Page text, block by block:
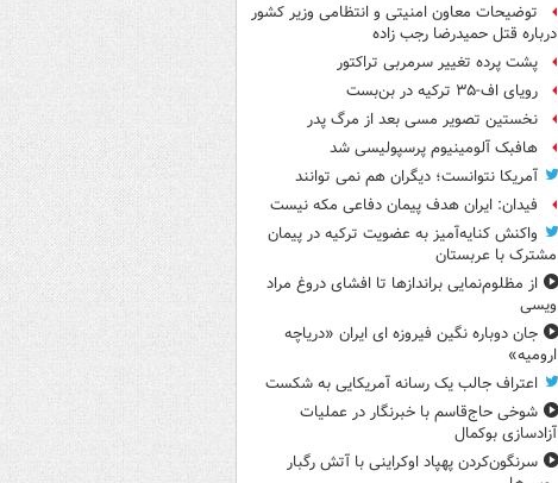
توضیحات معاون امنیتی و انتظامی وزیر کشور
درباره قتل حمیدرضا رجب زاده
پشت پرده تغییر سرمربی تراکتور
رویای اف-۳۵ ترکیه در بن‌بست
نخستین تصویر مسی بعد از مرگ پدر
هافبک آلومینیوم پرسپولیسی شد
آمریکا نتوانست؛ دیگران هم نمی توانند
فیدان: ایران هدف پیمان دفاعی مکه نیست
واکنش کنایه‌آمیز به عضویت ترکیه در پیمان
مشترک با عربستان
از مظلوم‌نمایی براندازها تا افشای دروغ مراد
ویسی
جان دوباره نگین فیروزه ای ایران «دریاچه
ارومیه»
اعتراف جالب یک رسانه آمریکایی به شکست
شوخی حاج‌قاسم با خبرنگار در عملیات
آزادسازی بوکمال
سرنگون‌کردن پهپاد اوکراینی با آتش رگبار